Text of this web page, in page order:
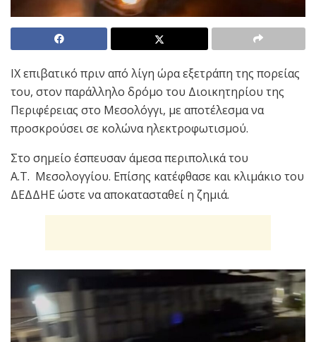
ΙΧ επιβατικό πριν από λίγη ώρα εξετράπη της πορείας
του, στον παράλληλο δρόμο του Διοικητηρίου της
Περιφέρειας στο Μεσολόγγι, με αποτέλεσμα να
προσκρούσει σε κολώνα ηλεκτροφωτισμού.
Στο σημείο έσπευσαν άμεσα περιπολικά του
Α.Τ. Μεσολογγίου. Επίσης κατέφθασε και κλιμάκιο του
ΔΕΔΔΗΕ ώστε να αποκατασταθεί η ζημιά.